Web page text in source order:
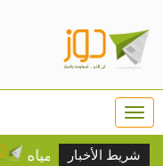
شريط الأخبار
توزيع المياه